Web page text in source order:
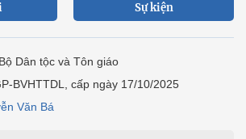
Sự kiện
Dân tộc và Tôn giáo
BVHTTDL, cấp ngày 17/10/2025
Văn Bá